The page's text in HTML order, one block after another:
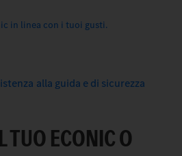
in linea con i tuoi gusti.
alla guida e di sicurezza
TUO ECONIC O